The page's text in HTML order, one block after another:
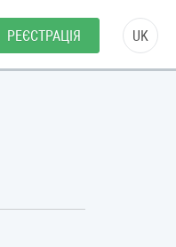
РЕЄСТРАЦІЯ UK